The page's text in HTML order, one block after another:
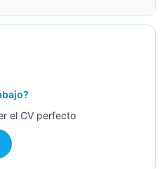
el CV perfecto